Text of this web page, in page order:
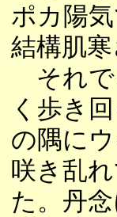
ポカ陽
結構肌寒
それで
く歩き
の隅に
咲き乱
た。丹